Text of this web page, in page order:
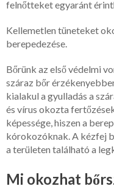
felnőtteket egyaránt
Kellemetlen tüneteket
berepedezése.
Bőrünk az első védelmi
száraz bőr
kialakul a gyulladás a
és vírus okozta
képessége, hiszen a
kórokozóknak. A kézfej
a területen található a
Mi okozhat